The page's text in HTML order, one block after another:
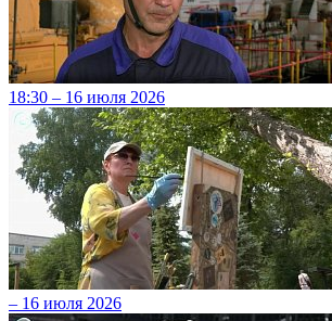
18:30 – 16 июля 2026
– 16 июля 2026